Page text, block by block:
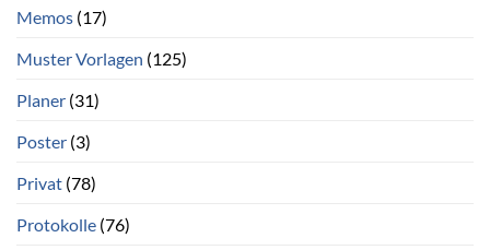
Memos (17)
Muster Vorlagen (125)
Planer (31)
Poster (3)
Privat (78)
Protokolle (76)